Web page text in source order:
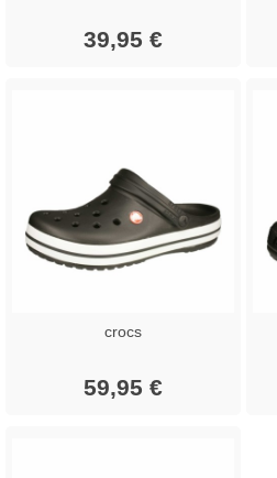
39,95 €
crocs
59,95 €